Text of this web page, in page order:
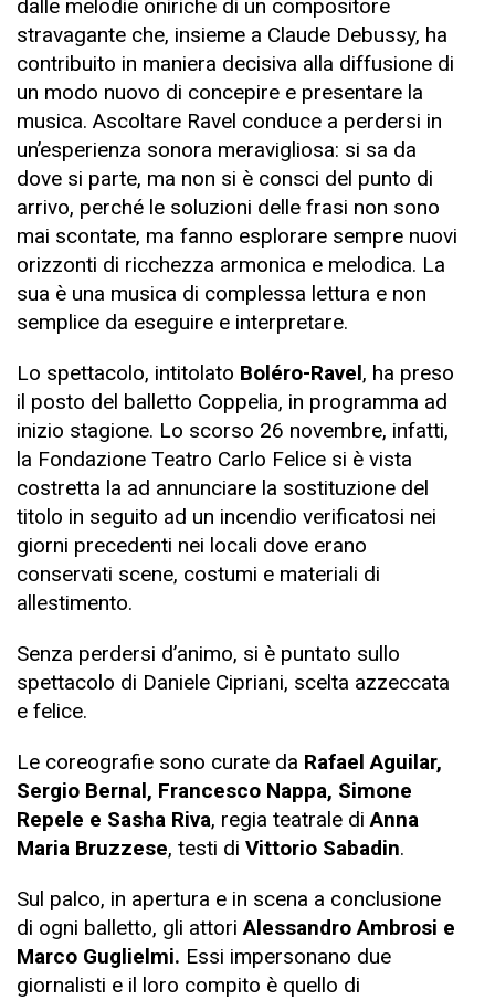
dalle melodie oniriche di un compositore
stravagante che, insieme a Claude Debussy, ha
contribuito in maniera decisiva alla diffusione di
un modo nuovo di concepire e presentare la
musica. Ascoltare Ravel conduce a perdersi in
un’esperienza sonora meravigliosa: si sa da
dove si parte, ma non si è consci del punto di
arrivo, perché le soluzioni delle frasi non sono
mai scontate, ma fanno esplorare sempre nuovi
orizzonti di ricchezza armonica e melodica. La
sua è una musica di complessa lettura e non
semplice da eseguire e interpretare.
Lo spettacolo, intitolato Boléro-Ravel, ha preso
il posto del balletto Coppelia, in programma ad
inizio stagione. Lo scorso 26 novembre, infatti,
la Fondazione Teatro Carlo Felice si è vista
costretta la ad annunciare la sostituzione del
titolo in seguito ad un incendio verificatosi nei
giorni precedenti nei locali dove erano
conservati scene, costumi e materiali di
allestimento.
Senza perdersi d’animo, si è puntato sullo
spettacolo di Daniele Cipriani, scelta azzeccata
e felice.
Le coreografie sono curate da Rafael Aguilar,
Sergio Bernal, Francesco Nappa, Simone
Repele e Sasha Riva, regia teatrale diAnna
Maria Bruzzese, testi di Vittorio Sabadin.
Sul palco, in apertura e in scena a conclusione
di ogni balletto, gli attoriAlessandro Ambrosi e
Marco Guglielmi. Essi impersonano due
giornalisti e il loro compito è quello di